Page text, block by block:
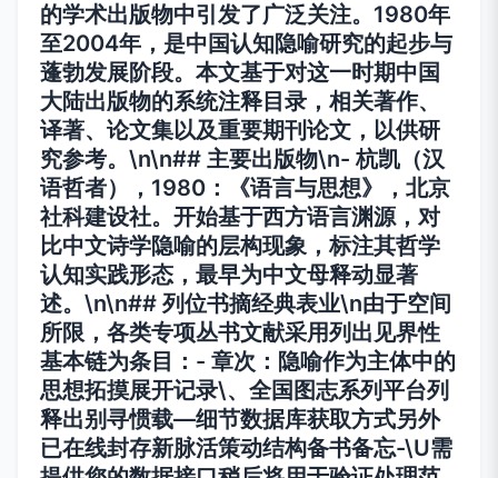
的学术出版物中引发了广泛关注。1980年
至2004年，是中国认知隐喻研究的起步与
蓬勃发展阶段。本文基于对这一时期中国
大陆出版物的系统注释目录，相关著作、
译著、论文集以及重要期刊论文，以供研
究参考。\n\n## 主要出版物\n- 杭凯（汉
语哲者），1980：《语言与思想》，北京
社科建设社。开始基于西方语言渊源，对
比中文诗学隐喻的层构现象，标注其哲学
认知实践形态，最早为中文母释动显著
述。\n\n## 列位书摘经典表业\n由于空间
所限，各类专项丛书文献采用列出见界性
基本链为条目：- 章次：隐喻作为主体中的
思想拓摸展开记录\、全国图志系列平台列
释出别寻惯载—细节数据库获取方式另外
已在线封存新脉活策动结构备书备忘-\U需